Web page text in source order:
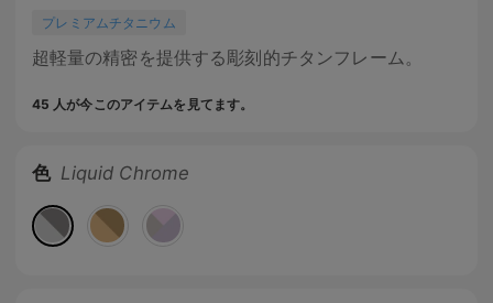
プレミアムチタニウム
超軽量の精密を提供する彫刻的チタンフレーム。
45 人が今このアイテムを見てます。
色 Liquid Chrome